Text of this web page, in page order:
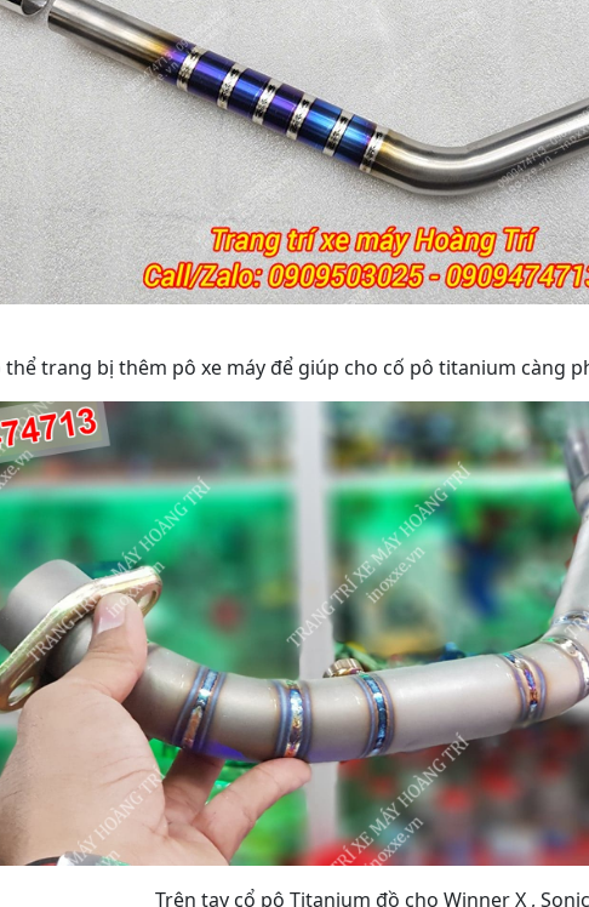
thể trang bị thêm pô xe máy để giúp cho cố pô titanium càng
Trên tay cổ pô Titanium đồ cho Winner X , Sonic